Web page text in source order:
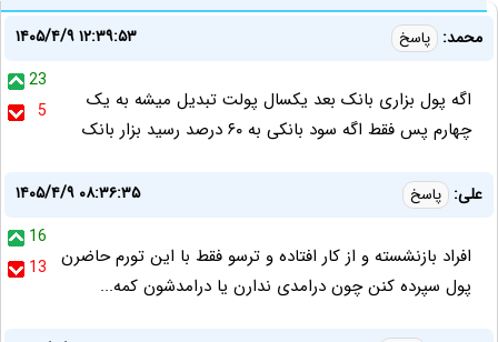
محمد: پاسخ
۱۴۰۵/۴/۹ ۱۲:۳۹:۵۳
23
5
اگه پول بزاری بانک بعد یکسال پولت تبدیل میشه به یک
چهارم پس فقط اگه سود بانکی به ۶۰ درصد رسید بزار بانک
علی: پاسخ
۱۴۰۵/۴/۹ ۰۸:۳۶:۳۵
16
13
افراد بازنشسته و از کار افتاده و ترسو فقط با این تورم حاضرن
پول سپرده کنن چون درامدی ندارن یا درامدشون کمه...